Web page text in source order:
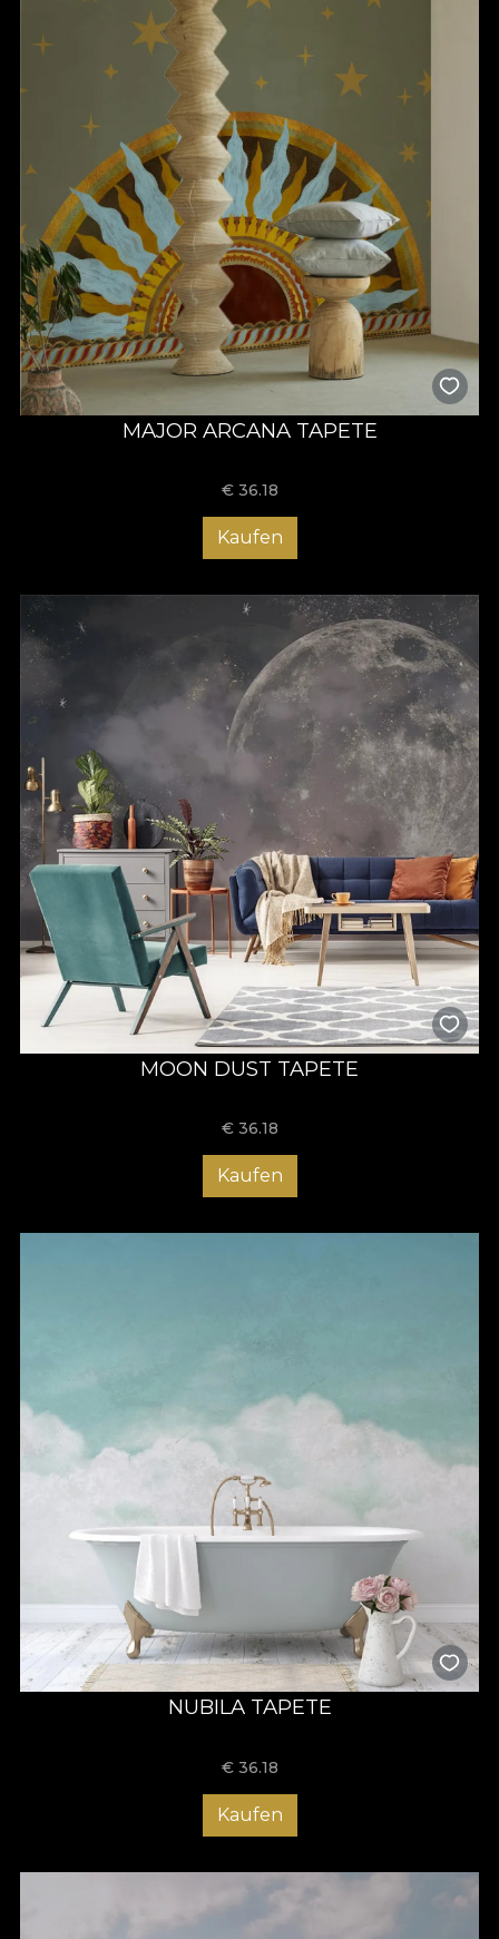
MAJOR ARCANA TAPETE
€ 36.18
Kaufen
MOON DUST TAPETE
€ 36.18
Kaufen
NUBILA TAPETE
€ 36.18
Kaufen